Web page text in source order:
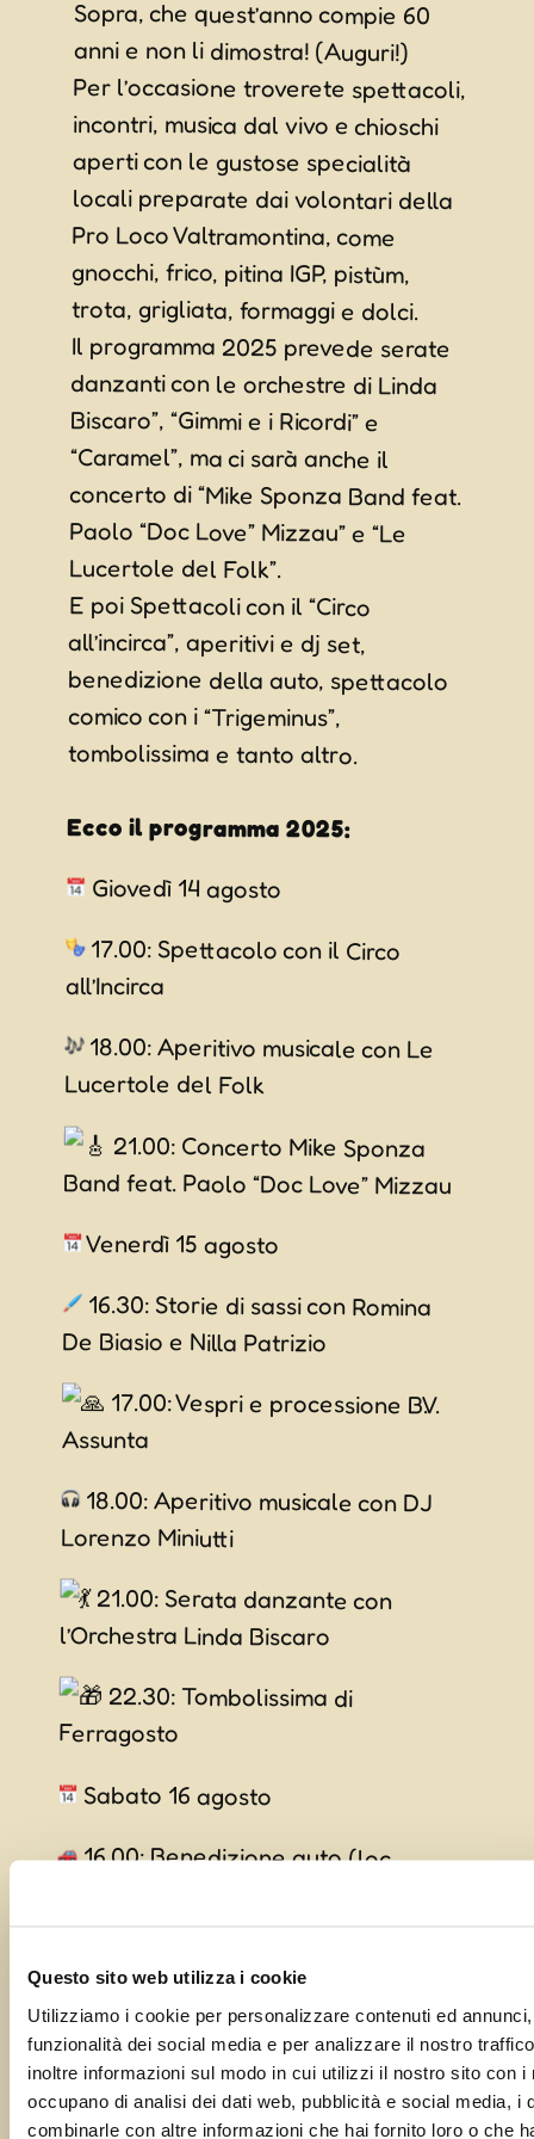
Questo sito web utilizza i cookie
Utilizziamo i cookie per personalizzare contenuti ed
funzionalità dei social media e per analizzare il nostro
inoltre informazioni sul modo in cui utilizzi il nostro sito con i
occupano di analisi dei dati web, pubblicità e social media, i
combinarle con altre informazioni che hai fornito loro o che
anni e non li dimostra! (Auguri!)
Per l’occasione troverete spettacoli,
incontri, musica dal vivo e chioschi
aperti con le gustose specialità
locali preparate dai volontari della
Pro Loco Valtramontina, come
gnocchi, frico, pitina IGP, pistùm,
trota, grigliata, formaggi e dolci.
Il programma 2025 prevede serate
danzanti con le orchestre di Linda
Biscaro”, “Gimmi e i Ricordi” e
“Caramel”, ma ci sarà anche il
concerto di “Mike Sponza Band feat.
Paolo “Doc Love” Mizzau” e “Le
Lucertole del Folk”.
E poi Spettacoli con il “Circo
all’incirca”, aperitivi e dj set,
benedizione della auto, spettacolo
comico con i “Trigeminus”,
tombolissima e tanto altro.
Ecco il programma 2025:
Giovedì 14 agosto
17.00: Spettacolo con il Circo
all’Incirca
18.00: Aperitivo musicale con Le
Lucertole del Folk
21.00: Concerto Mike Sponza
Band feat. Paolo “Doc Love” Mizzau
Venerdì 15 agosto
16.30: Storie di sassi con Romina
De Biasio e Nilla Patrizio
17.00: Vespri e processione B.V.
Assunta
18.00: Aperitivo musicale con DJ
Lorenzo Miniutti
21.00: Serata danzante con
l’Orchestra Linda Biscaro
22.30: Tombolissima di
Ferragosto
Sabato 16 agosto
16.00: Benedizione auto (loc.
21.00: Serata danzante con
l’Orchestra Gimmi e i Ricordi
Domenica 17 agosto